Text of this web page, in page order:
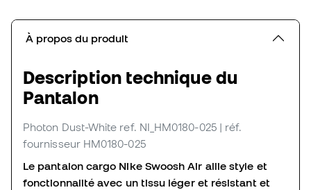
À propos du produit
Description technique du
Pantalon
Photon Dust-White ref. NI_HM0180-025 | réf.
fournisseur HM0180-025
Le pantalon cargo Nike Swoosh Air allie style et
fonctionnalité avec un tissu léger et résistant et